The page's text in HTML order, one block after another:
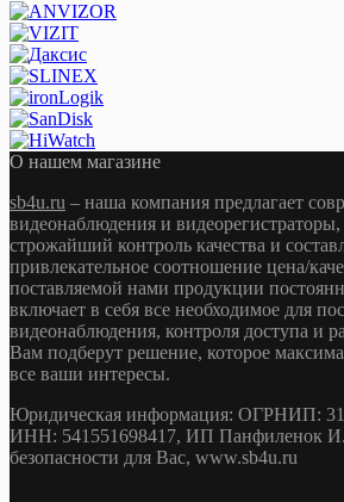
О нашем магазине
sb4u.ru – наша компания предлагает
видеонаблюдения и
строжайший контроль качества и
привлекательное соотношение цена/
поставляемой нами продукции
включает в себя все необходимое для
видеонаблюдения, контроля доступа и
Вам подберут решение, которое
все ваши интересы.
Юридическая информация: ОГРНИП:
ИНН: 541551698417, ИП Панфиленок
безопасности для Вас, www.sb4u.ru